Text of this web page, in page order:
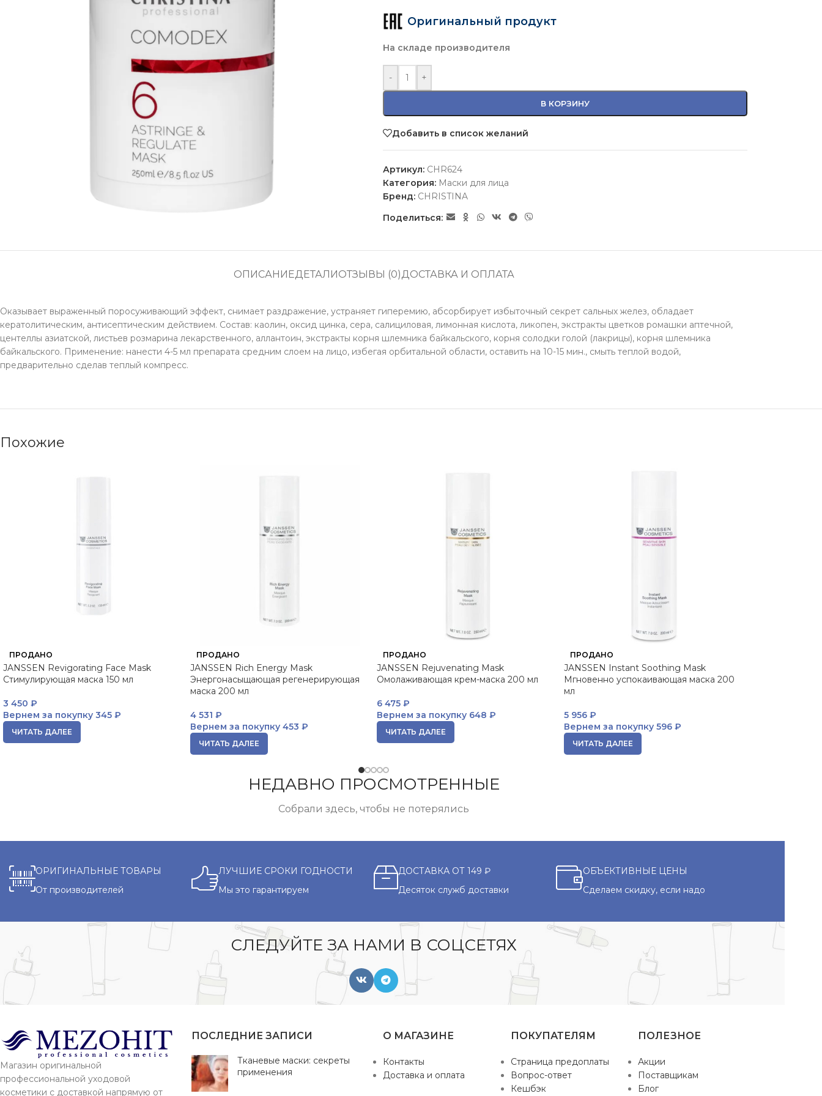
Оригинальный продукт
На складе производителя
- +
В КОРЗИНУ
Добавить в список желаний
Артикул: CHR624
Категория: Маски для лица
Бренд: CHRISTINA
Поделиться:
ОПИСАНИЕДЕТАЛИОТЗЫВЫ (0)ДОСТАВКА И ОПЛАТА
Оказывает выраженный поросуживающий эффект, снимает раздражение, устраняет гиперемию, абсорбирует избыточный секрет сальных желез, обладает
кератолитическим, антисептическим действием. Состав: каолин, оксид цинка, сера, салициловая, лимонная кислота, ликопен, экстракты цветков ромашки аптечной,
центеллы азиатской, листьев розмарина лекарственного, аллантоин, экстракты корня шлемника байкальского, корня солодки голой (лакрицы), корня шлемника
байкальского. Применение: нанести 4-5 мл препарата средним слоем на лицо, избегая орбитальной области, оставить на 10-15 мин., смыть теплой водой,
предварительно сделав теплый компресс.
Похожие
ПРОДАНО
JANSSEN Revigorating Face Mask
Стимулирующая маска 150 мл
3 450 ₽
Вернем за покупку 345 ₽
ЧИТАТЬ ДАЛЕЕ
ПРОДАНО
JANSSEN Rich Energy Mask
Энергонасыщающая регенерирующая
маска 200 мл
4 531 ₽
Вернем за покупку453 ₽
ЧИТАТЬ ДАЛЕЕ
ПРОДАНО
JANSSEN Rejuvenating Mask
Омолаживающая крем-маска 200 мл
6 475 ₽
Вернем за покупку 648 ₽
ЧИТАТЬ ДАЛЕЕ
ПРОДАНО
JANSSEN Instant Soothing Mask
Мгновенно успокаивающая маска 200
мл
5 956 ₽
Вернем за покупку596 ₽
ЧИТАТЬ ДАЛЕЕ
НЕДАВНО ПРОСМОТРЕННЫЕ
Собрали здесь, чтобы не потерялись
ОРИГИНАЛЬНЫЕ ТОВАРЫ
От производителей
ЛУЧШИЕ СРОКИ ГОДНОСТИ
Мы это гарантируем
ДОСТАВКА ОТ 149 ₽
Десяток служб доставки
ОБЪЕКТИВНЫЕ ЦЕНЫ
Сделаем скидку, если надо
СЛЕДУЙТЕ ЗА НАМИ В СОЦСЕТЯХ
Магазин оригинальной
профессиональной уходовой
косметики с доставкой напрямую от
ПОСЛЕДНИЕ ЗАПИСИ
Тканевые маски: секреты
применения
О МАГАЗИНЕ
Контакты
Доставка и оплата
ПОКУПАТЕЛЯМ
Страница предоплаты
Вопрос-ответ
Кешбэк
ПОЛЕЗНОЕ
Акции
Поставщикам
Блог